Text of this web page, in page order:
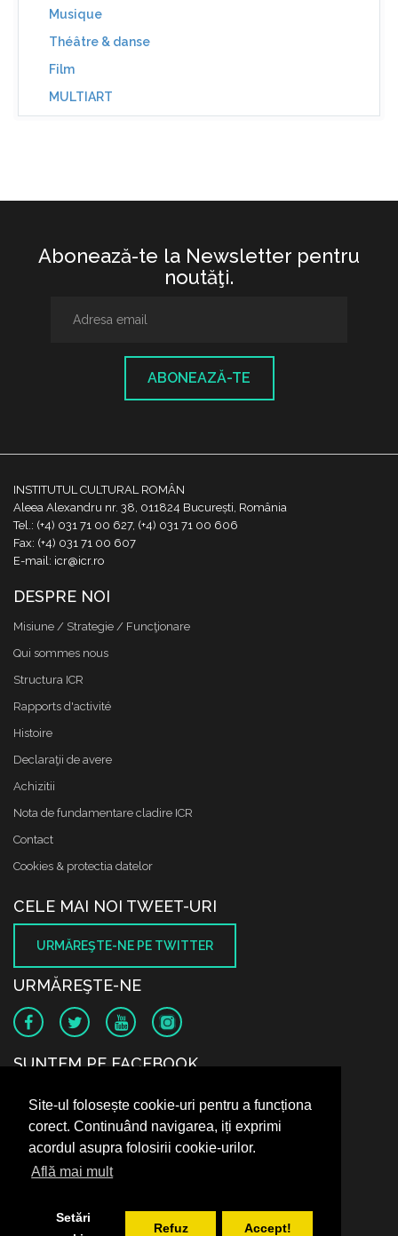
Site-ul folosește cookie-uri pentru a funcționa
corect. Continuând navigarea, iți exprimi
acordul asupra folosirii cookie-urilor.
Află mai mult
Setări
Refuz Accept!
Musique
Théâtre & danse
Film
MULTIART
Abonează-te la Newsletter pentru
noutăţi.
ABONEAZĂ-TE
INSTITUTUL CULTURAL ROMÂN
Aleea Alexandru nr. 38, 011824 București, România
Tel.: (+4) 031 71 00 627, (+4) 031 71 00 606
Fax: (+4) 031 71 00 607
E-mail: icr@icr.ro
DESPRE NOI
Misiune / Strategie / Funcţionare
Qui sommes nous
Structura ICR
Rapports d'activité
Histoire
Declaraţii de avere
Achizitii
Nota de fundamentare cladire ICR
Contact
Cookies & protectia datelor
CELE MAI NOI TWEET-URI
URMĂREŞTE-NE PE TWITTER
URMĂREŞTE-NE
SUNTEM PE FACEBOOK